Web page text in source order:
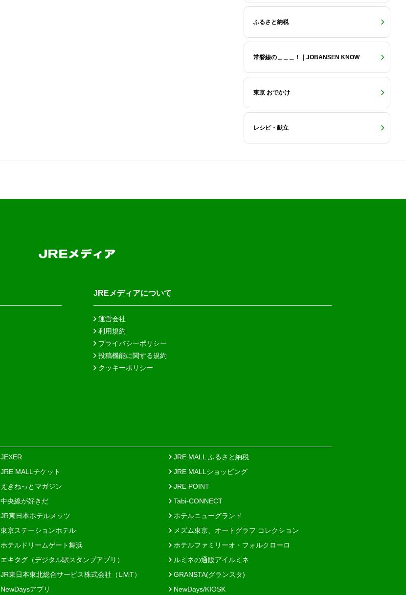
ふるさと納税
常磐線の＿＿＿！｜JOBANSEN KNOW
東京 おでかけ
レシピ・献立
JREメディアについて
運営会社
利用規約
プライバシーポリシー
投稿機能に関する規約
クッキーポリシー
JEXER
JRE MALL ふるさと納税
JRE MALLチケット
JRE MALLショッピング
えきねっとマガジン
JRE POINT
中央線が好きだ
Tabi-CONNECT
JR東日本ホテルメッツ
ホテルニューグランド
東京ステーションホテル
メズム東京、オートグラフ コレクション
ホテルドリームゲート舞浜
ホテルファミリーオ・フォルクローロ
エキタグ（デジタル駅スタンプアプリ）
ルミネの通販アイルミネ
JR東日本東北総合サービス株式会社（LiViT）
GRANSTA(グランスタ)
NewDaysアプリ NewDays/KIOSK